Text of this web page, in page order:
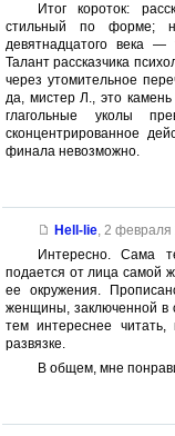
Итог короток:
стильный по форме;
девятнадцатого века —
Талант рассказчика
через утомительное
да, мистер Л., это
глагольные уколы
сконцентрированное
финала невозможно.
Hell-lie, 2 февраля
Интересно. Сама
подается от лица самой
ее окружения.
женщины, заключенной в
тем интереснее
развязке.
В общем, мне